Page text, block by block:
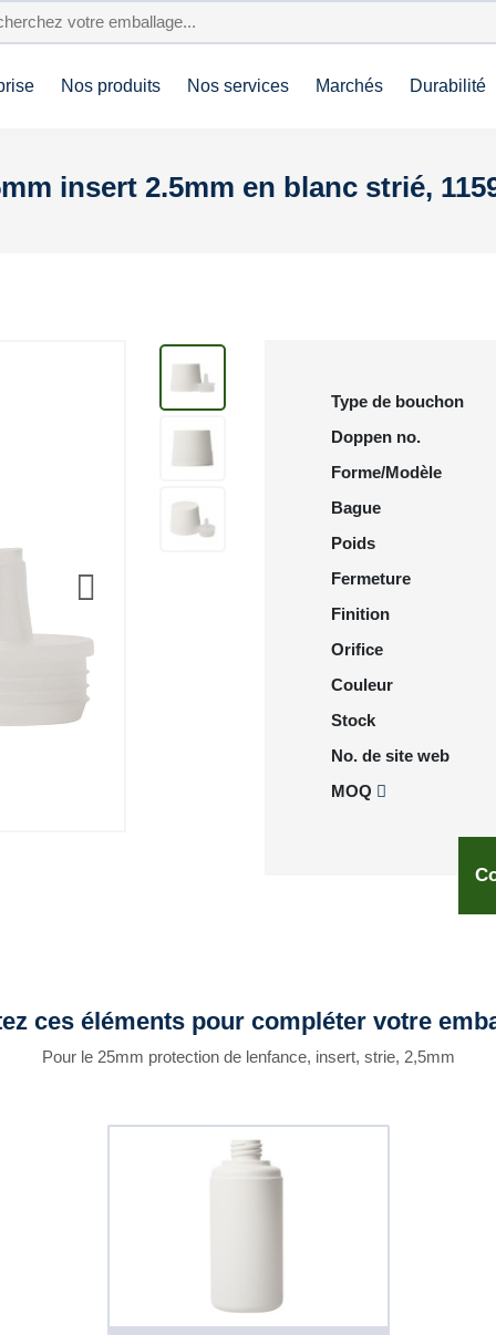
Nos produits Nos services Marchés Durabilité
insert 2.5mm en blanc strié,
Type de bouchon
Doppen no.
Forme/Modèle
Bague
Poids
Fermeture
Finition
Orifice
Couleur
Stock
No. de site web
MOQ
ces éléments pour compléter votre
Pour le 25mm protection de lenfance, insert, strie, 2,5mm